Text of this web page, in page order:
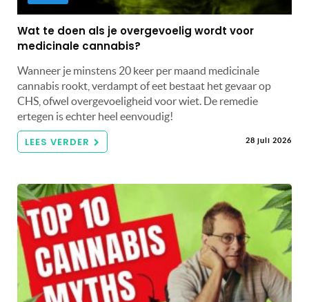
Wat te doen als je overgevoelig wordt voor
medicinale cannabis?
Wanneer je minstens 20 keer per maand medicinale
cannabis rookt, verdampt of eet bestaat het gevaar op
CHS, ofwel overgevoeligheid voor wiet. De remedie
ertegen is echter heel eenvoudig!
LEES VERDER 28 juli 2026